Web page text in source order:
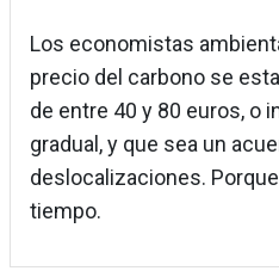
Los economistas
precio del carbono se
de entre 40 y 80 euros, o
gradual, y que sea un
deslocalizaciones.
tiempo.